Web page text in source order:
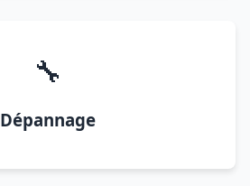
🔧
Dépannage